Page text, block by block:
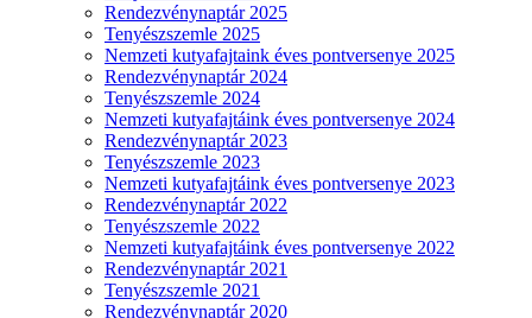
Rendezvénynaptár 2025
Tenyészszemle 2025
Nemzeti kutyafajtaink éves pontversenye 2025
Rendezvénynaptár 2024
Tenyészszemle 2024
Nemzeti kutyafajtáink éves pontversenye 2024
Rendezvénynaptár 2023
Tenyészszemle 2023
Nemzeti kutyafajtáink éves pontversenye 2023
Rendezvénynaptár 2022
Tenyészszemle 2022
Nemzeti kutyafajtáink éves pontversenye 2022
Rendezvénynaptár 2021
Tenyészszemle 2021
Rendezvénynaptár 2020